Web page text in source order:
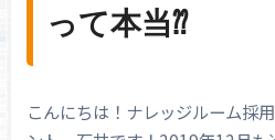
って本当⁇
こんにちは！ナレッジルーム採